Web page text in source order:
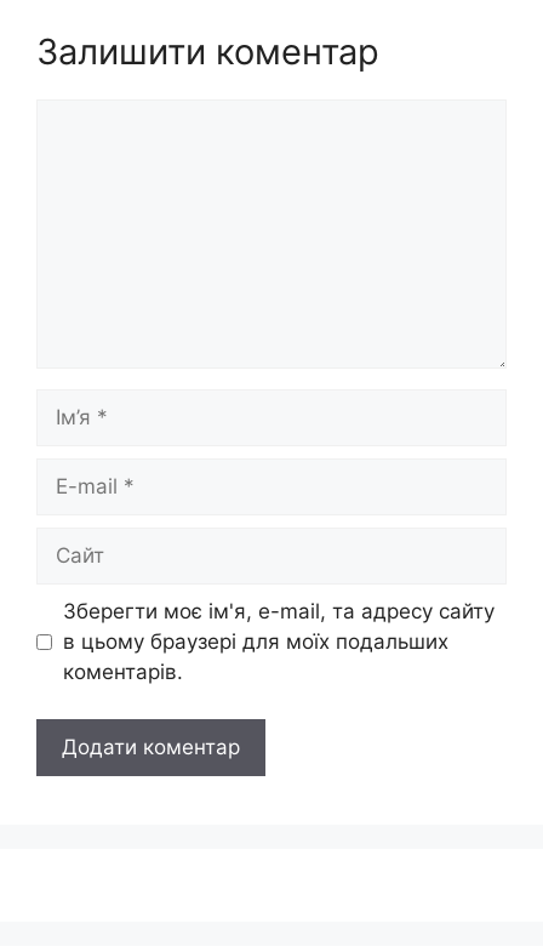
Залишити коментар
Ім’я
Сайт
Зберегти моє ім'я, e-mail, та адресу сайту
в цьому браузері для моїх подальших
коментарів.